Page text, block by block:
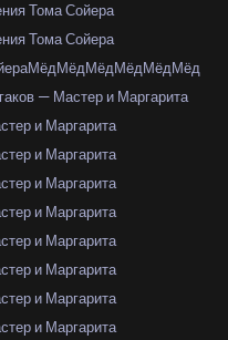
Тома Сойера
Тома Сойера
МёдМёдМёдМёдМёдМёд
— Мастер и Маргарита
и Маргарита
и Маргарита
и Маргарита
и Маргарита
и Маргарита
и Маргарита
и Маргарита
и Маргарита